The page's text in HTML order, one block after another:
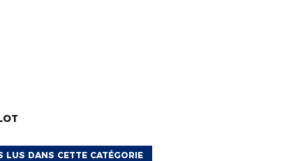
LUS DANS CETTE CATÉGORIE